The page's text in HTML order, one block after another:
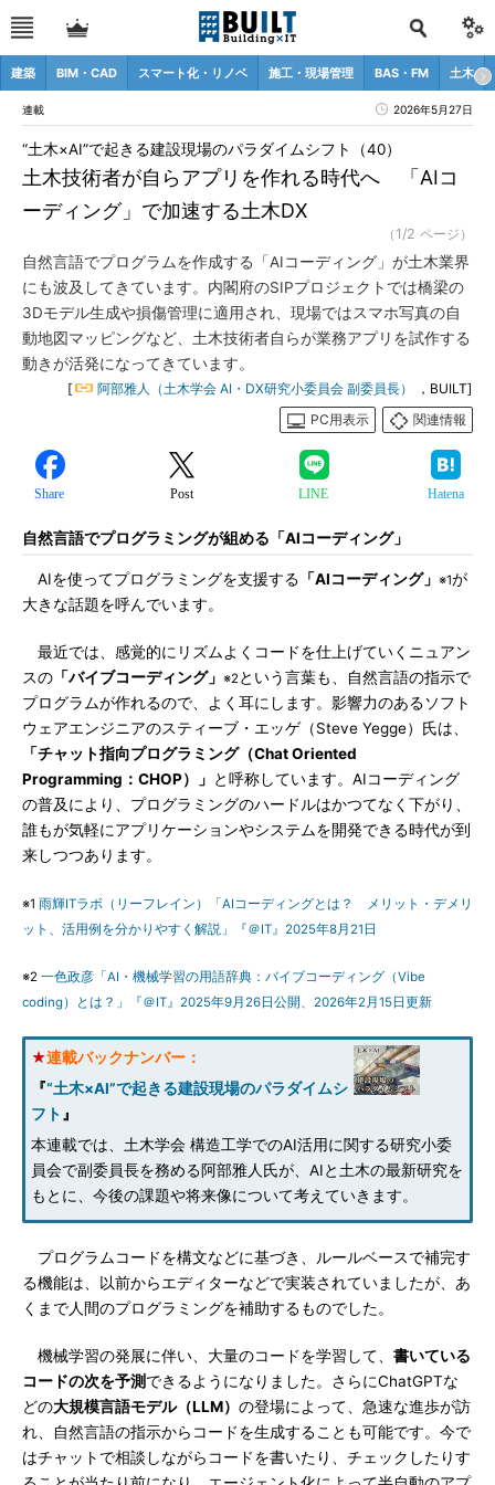
建築 BIM・CAD スマート化・リノベ 施工・現場管理 BAS・FM 土木
連載 2026年5月27日
土木技術者が自らアプリを作れる時代へ 「AIコ
ーディング」で加速する土木DX
“土木×AI”で起きる建設現場のパラダイムシフト（40）
（1/2 ページ）
自然言語でプログラムを作成する「AIコーディング」が土木業界
にも波及してきています。内閣府のSIPプロジェクトでは橋梁の
3Dモデル生成や損傷管理に適用され、現場ではスマホ写真の自
動地図マッピングなど、土木技術者自らが業務アプリを試作する
動きが活発になってきています。
[ 阿部雅人（土木学会 AI・DX研究小委員会 副委員長）
，BUILT]
PC用表示
関連情報
Share Post LINE Hatena
自然言語でプログラミングが組める「AIコーディング」
AIを使ってプログラミングを支援する 「AIコーディング」 ※1が
大きな話題を呼んでいます。
最近では、感覚的にリズムよくコードを仕上げていくニュアン
スの 「バイブコーディング」 ※2という言葉も、自然言語の指示で
プログラムが作れるので、よく耳にします。影響力のあるソフト
ウェアエンジニアのスティーブ・エッゲ（Steve Yegge）氏は、
「チャット指向プログラミング（Chat Oriented
Programming：CHOP）」 と呼称しています。AIコーディング
の普及により、プログラミングのハードルはかつてなく下がり、
誰もが気軽にアプリケーションやシステムを開発できる時代が到
来しつつあります。
※1 雨輝ITラボ（リーフレイン）「AIコーディングとは？ メリット・デメリ
ット、活用例を分かりやすく解説」『＠IT』2025年8月21日
※2 一色政彦「AI・機械学習の用語辞典：バイブコーディング（Vibe
coding）とは？」『＠IT』2025年9月26日公開、2026年2月15日更新
★連載バックナンバー：
『“土木×AI”で起きる建設現場のパラダイムシ
フト 』
本連載では、土木学会 構造工学でのAI活用に関する研究小委
員会で副委員長を務める阿部雅人氏が、AIと土木の最新研究を
もとに、今後の課題や将来像について考えていきます。
プログラムコードを構文などに基づき、ルールベースで補完す
る機能は、以前からエディターなどで実装されていましたが、あ
くまで人間のプログラミングを補助するものでした。
機械学習の発展に伴い、大量のコードを学習して、 書いている
コードの次を予測できるようになりました。さらにChatGPTな
どの大規模言語モデル（LLM） の登場によって、急速な進歩が訪
れ、自然言語の指示からコードを生成することも可能です。今で
はチャットで相談しながらコードを書いたり、チェックしたりす